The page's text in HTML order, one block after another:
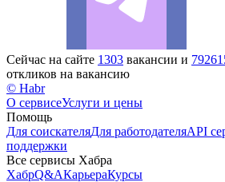
Сейчас на сайте 1303 вакансии и
откликов на вакансию
© Habr
О сервисеУслуги и цены
Помощь
Для соискателяДля работодателяAPI
поддержки
Все сервисы Хабра
ХабрQ&AКарьераКурсы